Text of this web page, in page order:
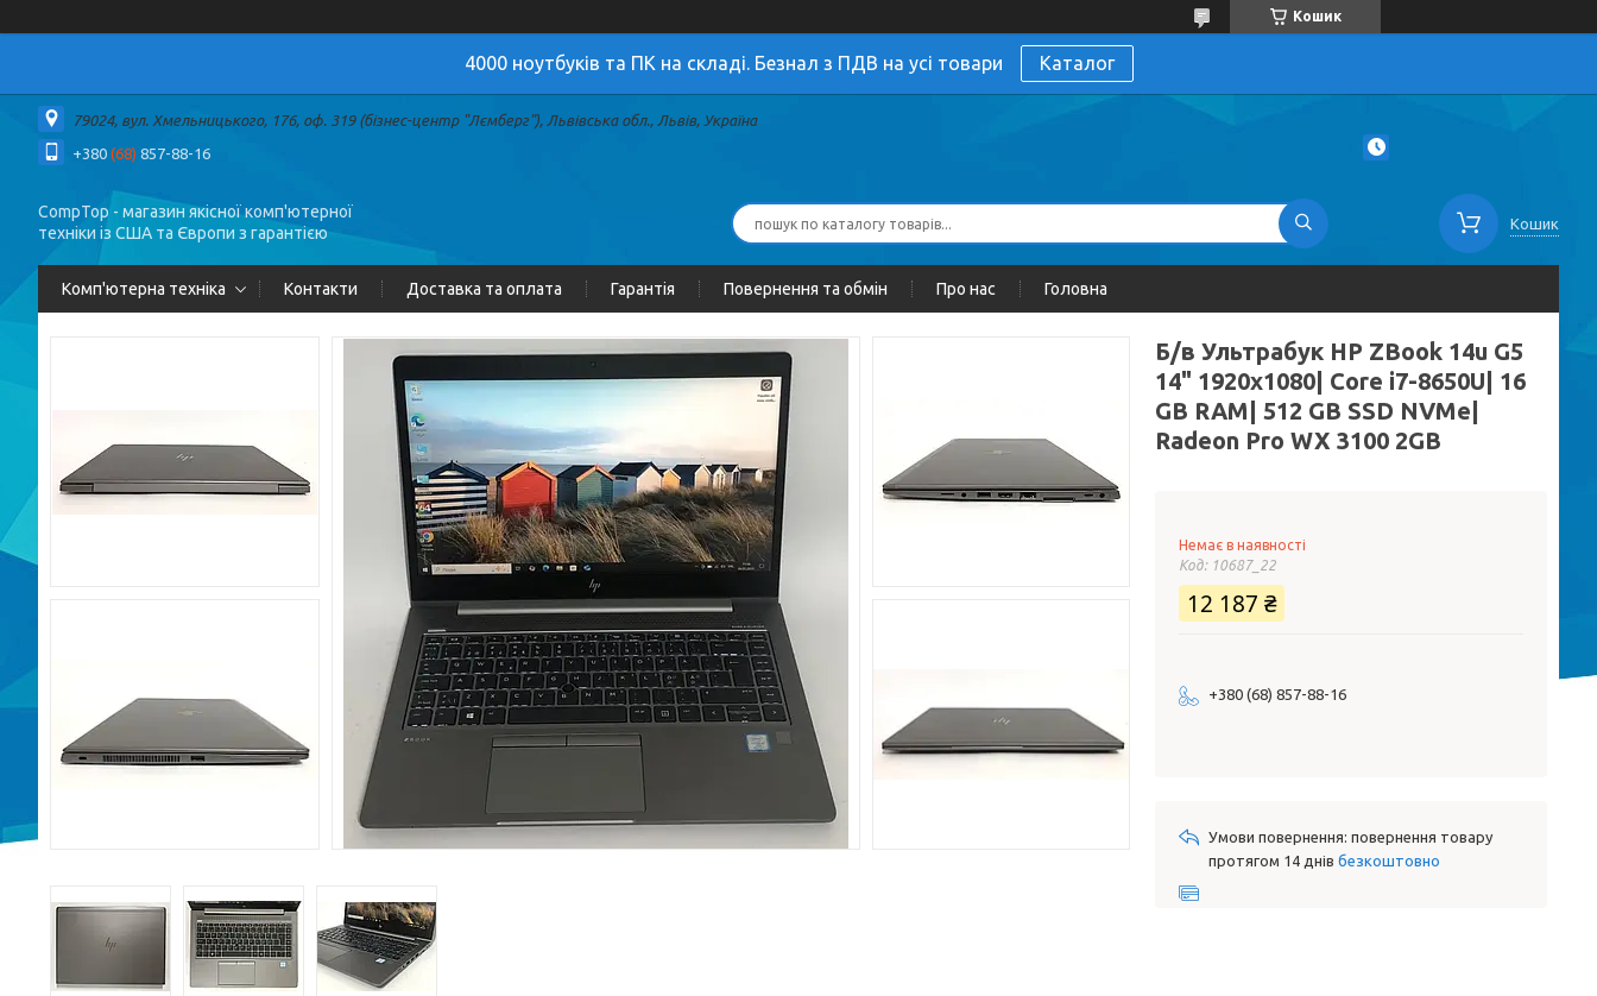
Кошик
4000 ноутбуків та ПК на складі. Безнал з ПДВ на усі товари Каталог
79024, вул. Хмельницького, 176, оф. 319 (бізнес-центр "Лємберг"), Львівська обл., Львів, Україна
+380 (68) 857-88-16
CompTop - магазин якісної комп'ютерної
техніки із США та Європи з гарантією
Кошик
Комп'ютерна техніка Контакти Доставка та оплата Гарантія Повернення та обмін Про нас Головна
Б/в Ультрабук HP ZBook 14u G5
14" 1920x1080| Core i7-8650U| 16
GB RAM| 512 GB SSD NVMe|
Radeon Pro WX 3100 2GB
Немає в наявності
Код: 10687_22
12 187 ₴
+380 (68) 857-88-16
повернення товару
протягом 14 днів безкоштовно